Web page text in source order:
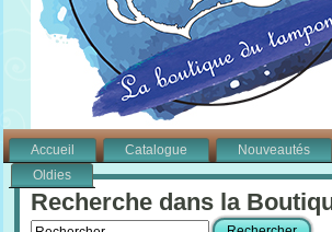
Accueil Catalogue Nouveautés
Oldies
Recherche dans la